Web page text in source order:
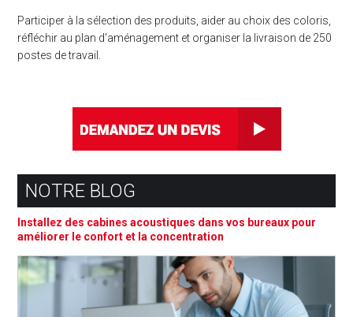
Participer à la sélection des produits, aider au choix des coloris,
réfléchir au plan d'aménagement et organiser la livraison de 250
postes de travail.
NOTRE BLOG
Installez des cabines acoustiques dans vos bureaux pour
améliorer le confort et la concentration